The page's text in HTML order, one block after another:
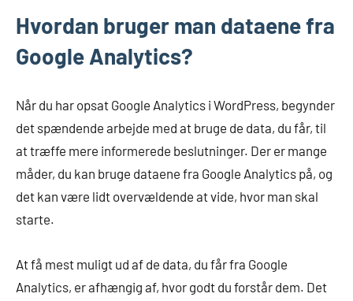
Hvordan bruger man dataene fra
Google Analytics?
Når du har opsat Google Analytics i WordPress, begynder
det spændende arbejde med at bruge de data, du får, til
at træffe mere informerede beslutninger. Der er mange
måder, du kan bruge dataene fra Google Analytics på, og
det kan være lidt overvældende at vide, hvor man skal
starte.
At få mest muligt ud af de data, du får fra Google
Analytics, er afhængig af, hvor godt du forstår dem. Det